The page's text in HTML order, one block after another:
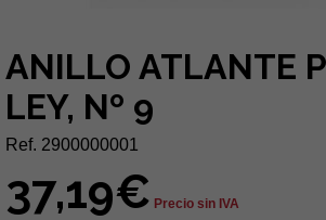
ANILLO ATLANTE
LEY, Nº 9
Ref. 2900000001
37,19€ Precio sin IVA